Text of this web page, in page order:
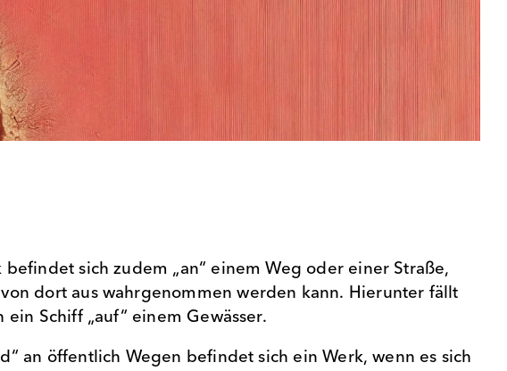
befindet sich zudem „an“ einem Weg oder einer Straße,
dort aus wahrgenommen werden kann. Hierunter fällt
ein Schiff „auf“ einem Gewässer.
an öffentlich Wegen befindet sich ein Werk, wenn es sich